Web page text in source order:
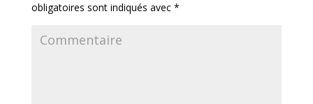
obligatoires sont indiqués avec *